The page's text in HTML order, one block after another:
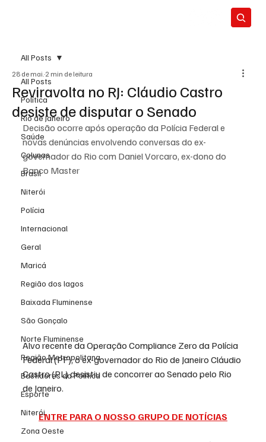
All Posts
Política
Rio de Janeiro
Saúde
Colunas
Brasil
Niterói
Polícia
Internacional
Geral
Maricá
Região dos lagos
Baixada Fluminense
São Gonçalo
Norte Fluminense
Região Metropolitana
Bastidores da Política
Esporte
Niterói
Zona Oeste
All Posts
Reviravolta no RJ: Cláudio Castro
desiste de disputar o Senado
28 de mai. 2 min de leitura
Decisão ocorre após operação da Polícia Federal e
novas denúncias envolvendo conversas do ex-
governador do Rio com Daniel Vorcaro, ex-dono do
Banco Master
Alvo recente da Operação Compliance Zero da Polícia
Federal (PF), o ex-governador do Rio de Janeiro Cláudio
Castro (PL) desistiu de concorrer ao Senado pelo Rio
de Janeiro.
ENTRE PARA O NOSSO GRUPO DE NOTÍCIAS